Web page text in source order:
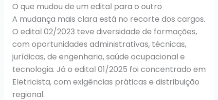
O que mudou de um edital para o outro
A mudança mais clara está no recorte dos cargos.
O edital 02/2023 teve diversidade de formações,
com oportunidades administrativas, técnicas,
jurídicas, de engenharia, saúde ocupacional e
tecnologia. Já o edital 01/2025 foi concentrado em
Eletricista, com exigências práticas e distribuição
regional.